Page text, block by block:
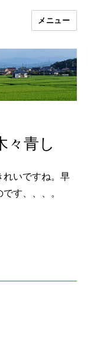
メニュー
々青し
れいですね。早
す、、、。